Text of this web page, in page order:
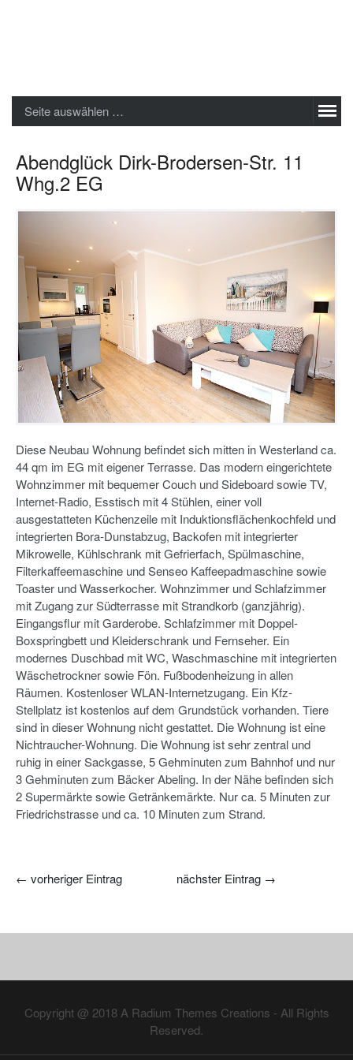
Seite auswählen …
Abendglück Dirk-Brodersen-Str. 11
Whg.2 EG
Diese Neubau Wohnung befindet sich mitten in Westerland ca.
44 qm im EG mit eigener Terrasse. Das modern eingerichtete
Wohnzimmer mit bequemer Couch und Sideboard sowie TV,
Internet-Radio, Esstisch mit 4 Stühlen, einer voll
ausgestatteten Küchenzeile mit Induktionsflächenkochfeld und
integrierten Bora-Dunstabzug, Backofen mit integrierter
Mikrowelle, Kühlschrank mit Gefrierfach, Spülmaschine,
Filterkaffeemaschine und Senseo Kaffeepadmaschine sowie
Toaster und Wasserkocher. Wohnzimmer und Schlafzimmer
mit Zugang zur Südterrasse mit Strandkorb (ganzjährig).
Eingangsflur mit Garderobe. Schlafzimmer mit Doppel-
Boxspringbett und Kleiderschrank und Fernseher. Ein
modernes Duschbad mit WC, Waschmaschine mit integrierten
Wäschetrockner sowie Fön. Fußbodenheizung in allen
Räumen. Kostenloser WLAN-Internetzugang. Ein Kfz-
Stellplatz ist kostenlos auf dem Grundstück vorhanden. Tiere
sind in dieser Wohnung nicht gestattet. Die Wohnung ist eine
Nichtraucher-Wohnung. Die Wohnung ist sehr zentral und
ruhig in einer Sackgasse, 5 Gehminuten zum Bahnhof und nur
3 Gehminuten zum Bäcker Abeling. In der Nähe befinden sich
2 Supermärkte sowie Getränkemärkte. Nur ca. 5 Minuten zur
Friedrichstrasse und ca. 10 Minuten zum Strand.
← vorheriger Eintrag nächster Eintrag →
Copyright @ 2018A Radium Themes Creations - All Rights
Reserved.